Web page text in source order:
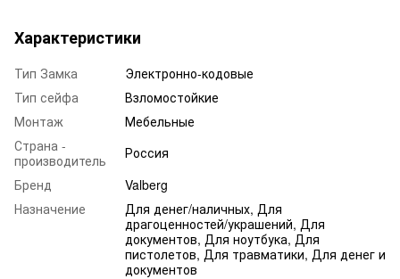
Характеристики
Тип Замка
Электронно-кодовые
Тип сейфа
Взломостойкие
Монтаж
Мебельные
Страна -
производитель
Россия
Бренд
Valberg
Назначение
Для денег/наличных, Для
драгоценностей/украшений, Для
документов, Для ноутбука, Для
пистолетов, Для травматики, Для денег и
документов